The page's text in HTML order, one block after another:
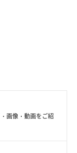
吐きそうになった
に、そんな悩みは
富士丸のことも忘
そんな感じだ。
画像・動画をご紹